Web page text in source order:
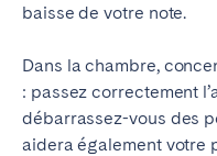
baisse de votre note.
Dans la chambre,
: passez correctement
débarrassez-vous des
aidera également votre